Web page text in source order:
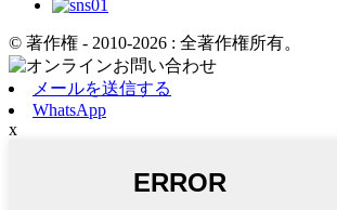
© 著作権 - 2010-2026 : 全著作権所有。
メールを送信する
WhatsApp
x